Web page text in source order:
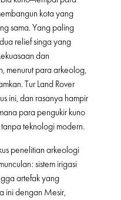
kota yang
sama. Yang paling
relief singa yang
dan
menurut para arkeolog,
Tur Land Rover
ini, dan rasanya hampir
para pengukir kuno
teknologi modern.
penelitian arkeologi
sistem irigasi
artefak yang
ini dengan Mesir,